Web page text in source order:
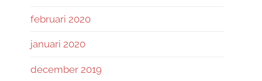
februari 2020
januari 2020
december 2019